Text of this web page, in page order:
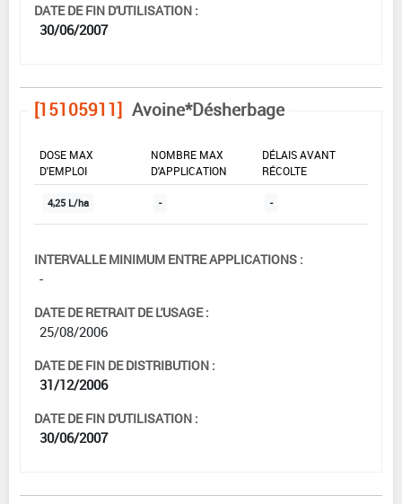
DATE DE FIN D'UTILISATION :
30/06/2007
[15105911] Avoine*Désherbage
DOSE MAX
D'EMPLOI
NOMBRE MAX
D'APPLICATION
DÉLAIS AVANT
RÉCOLTE
4,25 L/ha - -
INTERVALLE MINIMUM ENTRE APPLICATIONS :
-
DATE DE RETRAIT DE L'USAGE :
25/08/2006
DATE DE FIN DE DISTRIBUTION :
31/12/2006
DATE DE FIN D'UTILISATION :
30/06/2007